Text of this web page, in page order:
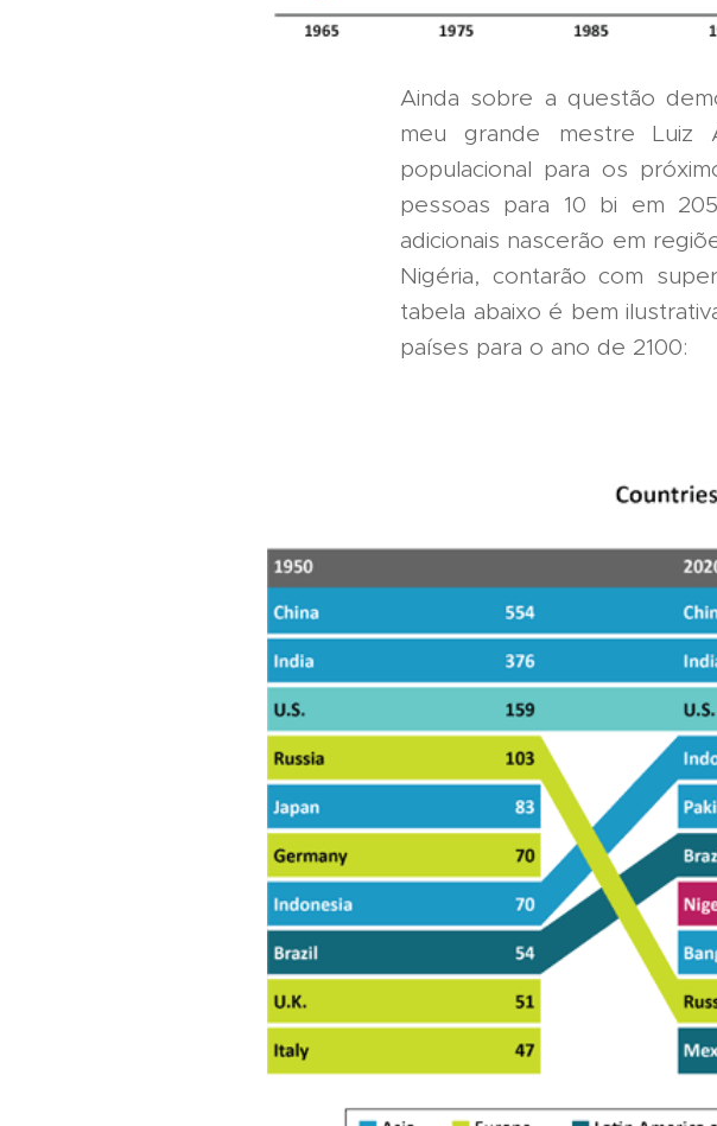
Ainda sobre a questão
meu grande mestre Luiz
populacional para os
pessoas para 10 bi em
adicionais nascerão em
Nigéria, contarão com
tabela abaixo é bem
países para o ano de 2100: